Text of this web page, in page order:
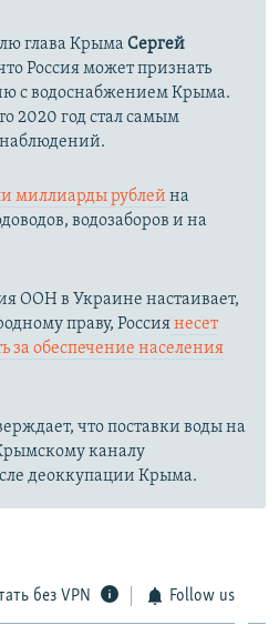
глава Крыма Сергей
Россия может признать
с водоснабжением Крыма.
2020 год стал самым
наблюдений.​
миллиарды рублей на
водозаборов и на
ООН в Украине настаивает,
праву, Россиянесет
за обеспечение населения
что поставки воды на
каналу
деоккупации Крыма.
без VPN Follow us